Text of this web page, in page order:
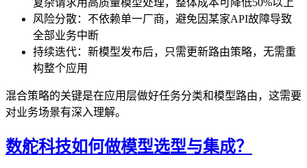
风险分散：不依赖单一厂商，避免因某家API故障导致
全部业务中断
持续迭代：新模型发布后，只需更新路由策略，无需重
构整个应用
混合策略的关键是在应用层做好任务分类和模型路由，这需要
对业务场景有深入理解。
数舵科技如何做模型选型与集成？